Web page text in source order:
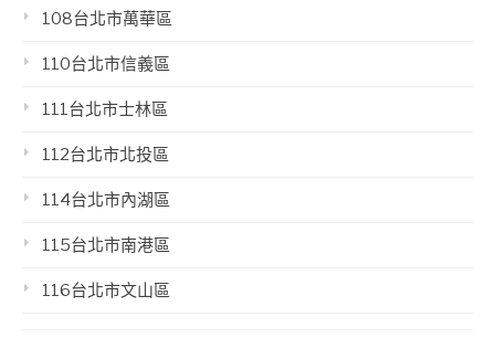
108台北市萬華區
110台北市信義區
111台北市士林區
112台北市北投區
114台北市內湖區
115台北市南港區
116台北市文山區